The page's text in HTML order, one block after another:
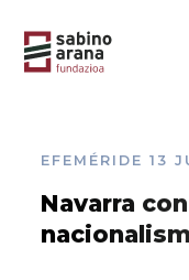
EFEMÉRIDE 13
Navarra